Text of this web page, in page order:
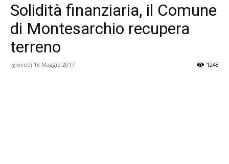
Solidità finanziaria, il Comune
di Montesarchio recupera
terreno
giovedì 18 Maggio 2017 1248